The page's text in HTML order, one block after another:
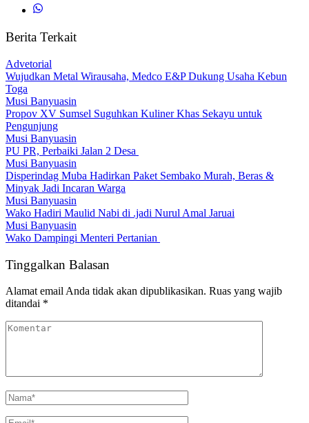
Berita Terkait
Advetorial
Wujudkan Metal Wirausaha, Medco E&P Dukung Usaha Kebun
Toga
Musi Banyuasin
Propov XV Sumsel Suguhkan Kuliner Khas Sekayu untuk
Pengunjung
Musi Banyuasin
PU PR, Perbaiki Jalan 2 Desa
Musi Banyuasin
Disperindag Muba Hadirkan Paket Sembako Murah, Beras &
Minyak Jadi Incaran Warga
Musi Banyuasin
Wako Hadiri Maulid Nabi di .jadi Nurul Amal Jaruai
Musi Banyuasin
Wako Dampingi Menteri Pertanian
Tinggalkan Balasan
Alamat email Anda tidak akan dipublikasikan. Ruas yang wajib
ditandai *